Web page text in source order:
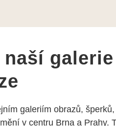
se
- na
z
galeriím obrazů,
v centru Brna a Prahy.